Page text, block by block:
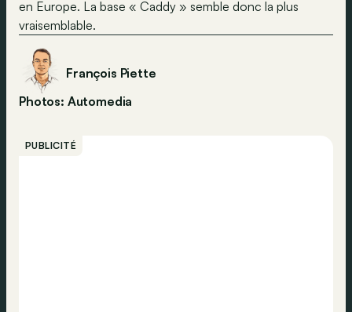
en Europe. La base « Caddy » semble donc la plus
vraisemblable.
François Piette
Photos: Automedia
PUBLICITÉ